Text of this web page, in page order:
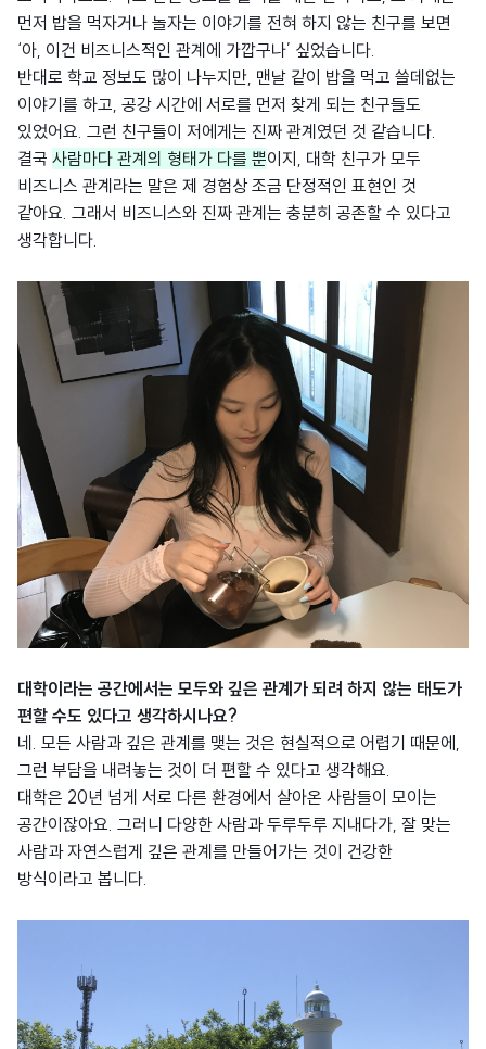
먼저 밥을 먹자거나 놀자는 이야기를 전혀 하지 않는 친구를 보면
‘아, 이건 비즈니스적인 관계에 가깝구나’ 싶었습니다.
반대로 학교 정보도 많이 나누지만, 맨날 같이 밥을 먹고 쓸데없는
이야기를 하고, 공강 시간에 서로를 먼저 찾게 되는 친구들도
있었어요. 그런 친구들이 저에게는 진짜 관계였던 것 같습니다.
결국 사람마다 관계의 형태가 다를 뿐이지, 대학 친구가 모두
비즈니스 관계라는 말은 제 경험상 조금 단정적인 표현인 것
같아요. 그래서 비즈니스와 진짜 관계는 충분히 공존할 수 있다고
생각합니다.
대학이라는 공간에서는 모두와 깊은 관계가 되려 하지 않는 태도가
편할 수도 있다고 생각하시나요?
네. 모든 사람과 깊은 관계를 맺는 것은 현실적으로 어렵기 때문에,
그런 부담을 내려놓는 것이 더 편할 수 있다고 생각해요.
대학은 20년 넘게 서로 다른 환경에서 살아온 사람들이 모이는
공간이잖아요. 그러니 다양한 사람과 두루두루 지내다가, 잘 맞는
사람과 자연스럽게 깊은 관계를 만들어가는 것이 건강한
방식이라고 봅니다.